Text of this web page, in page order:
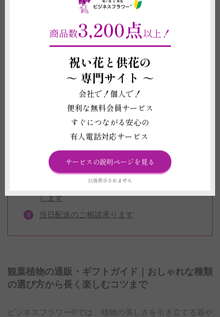
6～12号までの多彩なサイズと、20品種以
上の豊富なラインナップ
全品に無料で「水やりチェッカー」「専用
肥料」がついてくる！
インテリアにおすすめのお洒落な鉢もご用
1枚無料対応
入ったデザイン札までご用意！
お届けする観葉植物のお写真をお送りいた
します
します
当日配送のご相談承ります
観葉植物の通販・ギフトガイド｜おしゃれな種類
の選び方から長く楽しむコツまで
ビジネスフラワー®では、植物の美しさを引き立てる器や
商品数3,200点以上！
祝い花と供花の
～ 専門サイト ～
会社で！個人で！
便利な無料会員サービス
すぐにつながる安心の
有人電話対応サービス
サービスの説明ページを見る
以後表示されません